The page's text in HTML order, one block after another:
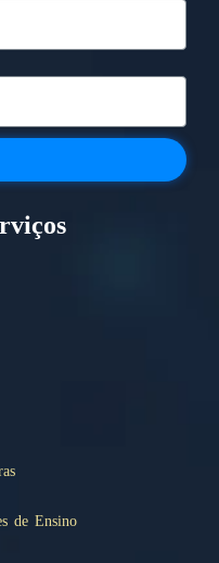
de Ensino